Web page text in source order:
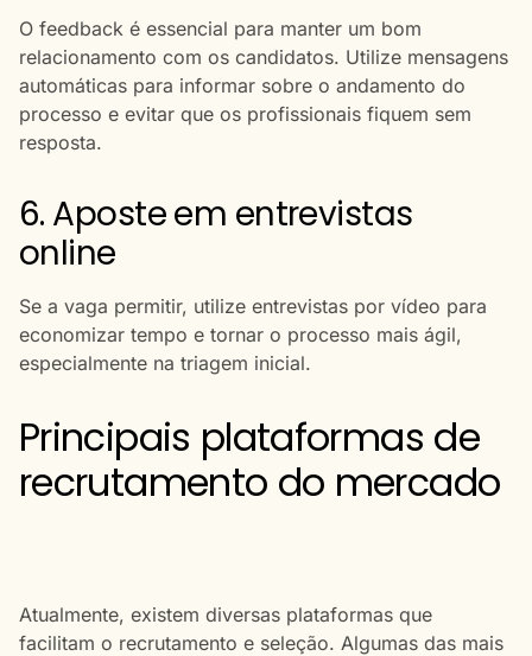
O feedback é essencial para manter um bom
relacionamento com os candidatos. Utilize mensagens
automáticas para informar sobre o andamento do
processo e evitar que os profissionais fiquem sem
resposta.
6. Aposte em entrevistas
online
Se a vaga permitir, utilize entrevistas por vídeo para
economizar tempo e tornar o processo mais ágil,
especialmente na triagem inicial.
Principais plataformas de
recrutamento do mercado
Atualmente, existem diversas plataformas que
facilitam o recrutamento e seleção. Algumas das mais